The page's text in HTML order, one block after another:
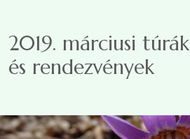
2019. márciusi túrák
és rendezvények